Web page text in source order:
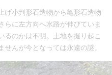
げ小判形石造物から亀形石造物
らに左方向へ水路が伸びていま
るのかは不明。土地を掘り起こ
んが今となっては永遠の謎。